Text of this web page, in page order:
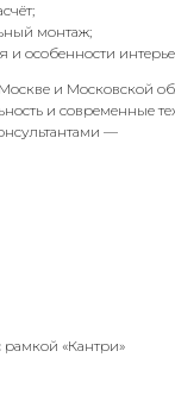
монтаж;
особенности
и Московской
и современные
—
«Кантри»